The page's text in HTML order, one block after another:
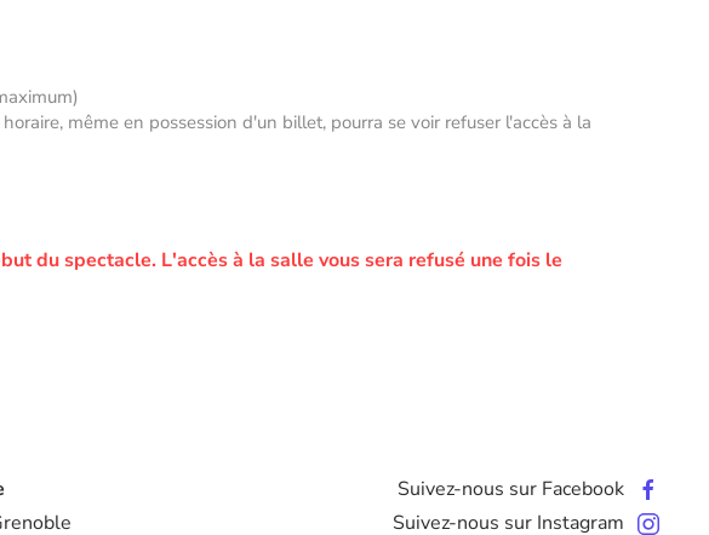
même en possession d'un billet, pourra se voir refuser l'accès à la
du spectacle. L'accès à la salle vous sera refusé une fois le
Suivez-nous sur Facebook
Suivez-nous sur Instagram